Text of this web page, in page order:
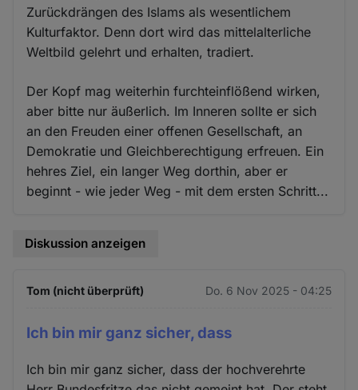
Zurückdrängen des Islams als wesentlichem
Kulturfaktor. Denn dort wird das mittelalterliche
Weltbild gelehrt und erhalten, tradiert.
Der Kopf mag weiterhin furchteinflößend wirken,
aber bitte nur äußerlich. Im Inneren sollte er sich
an den Freuden einer offenen Gesellschaft, an
Demokratie und Gleichberechtigung erfreuen. Ein
hehres Ziel, ein langer Weg dorthin, aber er
beginnt - wie jeder Weg - mit dem ersten Schritt...
Diskussion anzeigen
Tom (nicht überprüft) Do. 6 Nov 2025 - 04:25
Ich bin mir ganz sicher, dass
Ich bin mir ganz sicher, dass der hochverehrte